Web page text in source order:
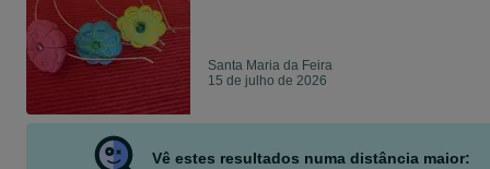
Santa Maria da Feira
15 de julho de 2026
Vê estes resultados numa distância maior: